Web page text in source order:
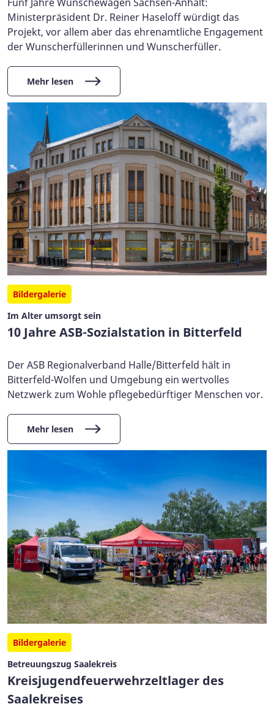
Ministerpräsident Dr. Reiner Haseloff würdigt das
Projekt, vor allem aber das ehrenamtliche Engagement
der Wunscherfüllerinnen und Wunscherfüller.
Mehr lesen
Bildergalerie
Im Alter umsorgt sein
10 Jahre ASB-Sozialstation in Bitterfeld
Der ASB Regionalverband Halle/Bitterfeld hält in
Bitterfeld-Wolfen und Umgebung ein wertvolles
Netzwerk zum Wohle pflegebedürftiger Menschen vor.
Mehr lesen
Bildergalerie
Betreuungszug Saalekreis
Kreisjugendfeuerwehrzeltlager des
Saalekreises